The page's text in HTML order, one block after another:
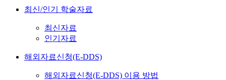
최신/인기 학술자료
최신자료
인기자료
해외자료신청(E-DDS)
해외자료신청(E-DDS) 이용 방법